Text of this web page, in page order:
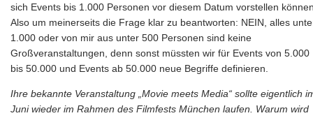
sich Events bis 1.000 Personen vor diesem Datum vorstellen
Also um meinerseits die Frage klar zu beantworten: NEIN, alles
1.000 oder von mir aus unter 500 Personen sind keine
Großveranstaltungen, denn sonst müssten wir für Events von 5.000
bis 50.000 und Events ab 50.000 neue Begriffe definieren.
Ihre bekannte Veranstaltung „Movie meets Media“ sollte eigentlich
Juni wieder im Rahmen des Filmfests München laufen. Warum wird